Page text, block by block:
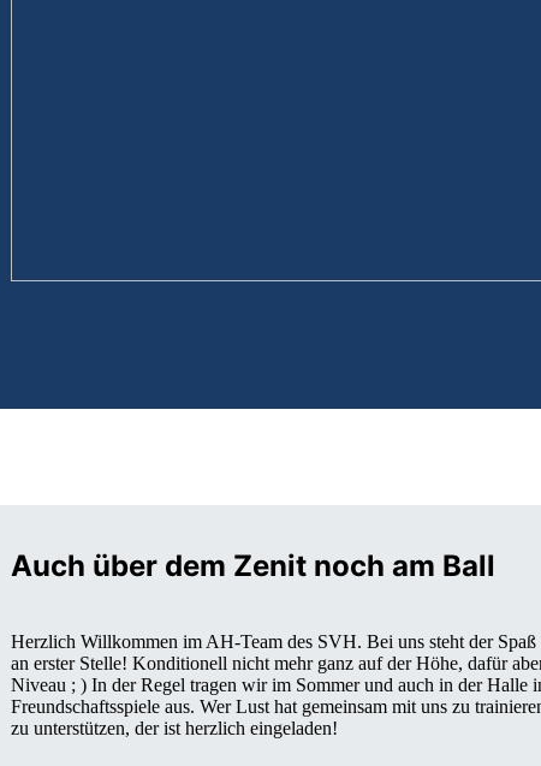
Auch über dem Zenit noch am Ball
Herzlich Willkommen im AH-Team des SVH. Bei uns steht der Spaß
an erster Stelle! Konditionell nicht mehr ganz auf der Höhe, dafür
Niveau ; ) In der Regel tragen wir im Sommer und auch in der Halle
Freundschaftsspiele aus. Wer Lust hat gemeinsam mit uns zu
zu unterstützen, der ist herzlich eingeladen!